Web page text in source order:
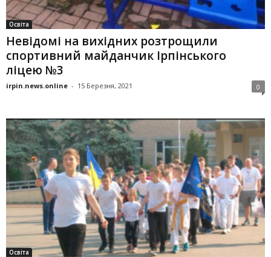
Освіта
Невідомі на вихідних розтрощили
спортивний майданчик Ірпінського
ліцею №3
irpin.news.online - 15 Березня, 2021 0
Освіта